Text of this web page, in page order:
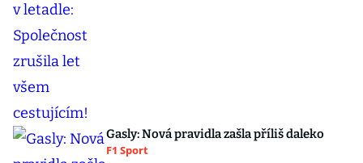
Gasly: Nová pravidla zašla příliš daleko
F1 Sport